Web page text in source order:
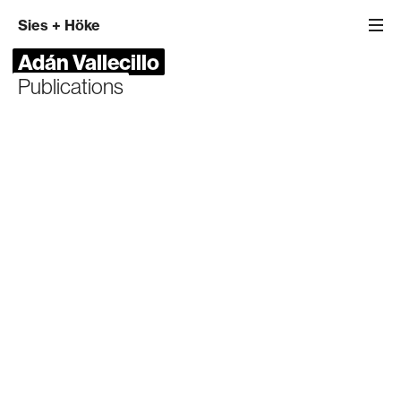
Sies + Höke
Adán Vallecillo
Publications